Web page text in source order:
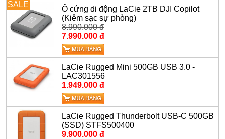
SALE
Ô cứng di động LaCie 2TB DJI Copilot
(Kiêm sạc sự phòng)
8.990.000 đ
7.990.000 đ
LaCie Rugged Mini 500GB USB 3.0 -
LAC301556
1.949.000 đ
LaCie Rugged Thunderbolt USB-C 500GB
(SSD) STFS500400
9.900.000 đ